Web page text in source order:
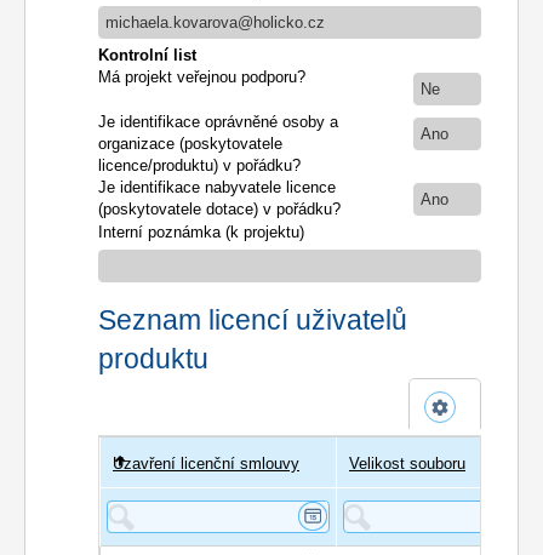
michaela.kovarova@holicko.cz
Kontrolní list
Má projekt veřejnou podporu?
Ne
Je identifikace oprávněné osoby a
organizace (poskytovatele
licence/produktu) v pořádku?
Ano
Je identifikace nabyvatele licence
(poskytovatele dotace) v pořádku?
Ano
Interní poznámka (k projektu)
Seznam licencí uživatelů
produktu
Uživatel
Uzavření licenční smlouvy Velikost souboru